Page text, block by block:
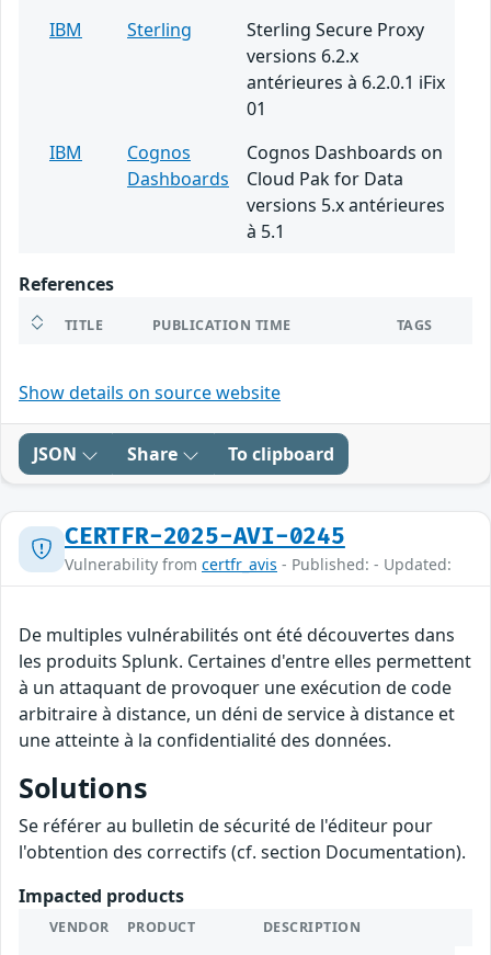
IBM
Sterling
Sterling Secure Proxy
versions 6.2.x
antérieures à 6.2.0.1 iFix
01
IBM
Cognos
Dashboards
Cognos Dashboards on
Cloud Pak for Data
versions 5.x antérieures
à 5.1
References
TITLE PUBLICATION TIME TAGS
Show details on source website
JSON Share To clipboard
CERTFR-2025-AVI-0245
Vulnerability from certfr_avis - Published: - Updated:
De multiples vulnérabilités ont été découvertes dans
les produits Splunk. Certaines d'entre elles permettent
à un attaquant de provoquer une exécution de code
arbitraire à distance, un déni de service à distance et
une atteinte à la confidentialité des données.
Solutions
Se référer au bulletin de sécurité de l'éditeur pour
l'obtention des correctifs (cf. section Documentation).
Impacted products
VENDOR PRODUCT DESCRIPTION